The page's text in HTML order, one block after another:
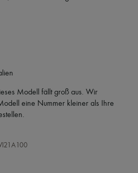
Modell fällt groß aus. Wir
eine Nummer kleiner als Ihre